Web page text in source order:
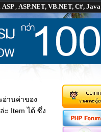
ASP, ASP.NET, VB.NET, C#, Java
านค่าของ
ะ Item ได้ ซึ่ง